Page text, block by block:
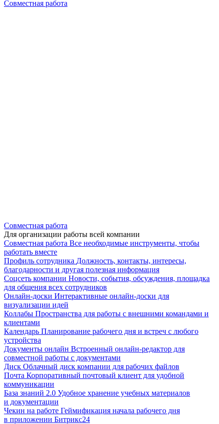
Совместная работа
Совместная работа
Для организации работы всей компании
Совместная работа Все необходимые инструменты, чтобы
работать вместе
Профиль сотрудника Должность, контакты, интересы,
благодарности и другая полезная информация
Соцсеть компании Новости, события, обсуждения, площадка
для общения всех сотрудников
Онлайн-доски Интерактивные онлайн-доски для
визуализации идей
Коллабы Пространства для работы с внешними командами и
клиентами
Календарь Планирование рабочего дня и встреч с любого
устройства
Документы онлайн Встроенный онлайн-редактор для
совместной работы с документами
Диск Облачный диск компании для рабочих файлов
Почта Корпоративный почтовый клиент для удобной
коммуникации
База знаний 2.0 Удобное хранение учебных материалов
и документации
Чекин на работе Геймификация начала рабочего дня
в приложении Битрикс24